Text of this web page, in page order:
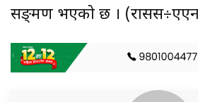
सङ्क्रमण भएको छ ।